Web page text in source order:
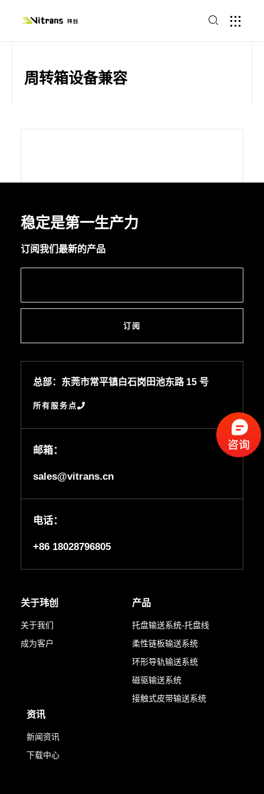
周转箱设备兼容
稳定是第一生产力
订阅我们最新的产品
订阅
总部：东莞市常平镇白石岗田池东路 15 号
所有服务点
邮箱：
sales@vitrans.cn
电话：
+86 18028796805
关于玮创
关于我们
成为客户
产品
托盘输送系统-托盘线
柔性链板输送系统
环形导轨输送系统
磁驱输送系统
接触式皮带输送系统
资讯
新闻资讯
下载中心